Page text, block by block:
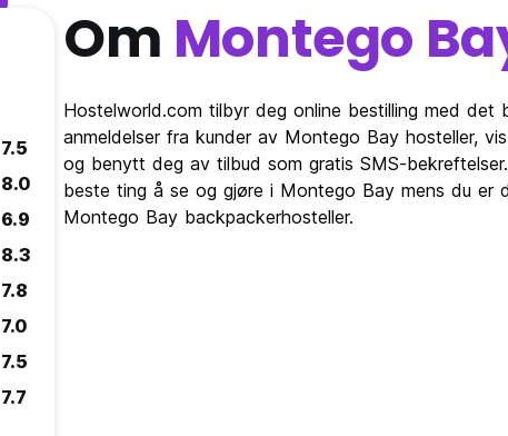
7.5
8.0
6.9
8.3
7.8
7.0
7.5
7.7
Om Montego
Hostelworld.com tilbyr deg online bestilling med
anmeldelser fra kunder av Montego Bay hosteller,
og benytt deg av tilbud som gratis SMS-
beste ting å se og gjøre i Montego Bay mens du er
Montego Bay backpackerhosteller.